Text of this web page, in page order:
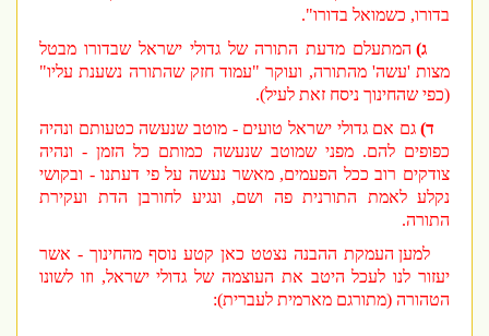
בדורו, כשמואל בדורו".
המתעלם מדעת התורה של גדולי ישראל שבדורו מבטל
מצות 'עשה' מהתורה, ועוקר "עמוד חזק שהתורה נשענת עליו"
(כפי שהחינוך ניסח זאת לעיל).
גם אם גדולי ישראל טועים - מוטב שנעשה כטעותם ונהיה
כפופים להם. מפני שמוטב שנעשה כמותם כל הזמן - ונהיה
צודקים רוב ככל הפעמים, מאשר נעשה על פי דעתנו - ובקושי
נקלע לאמת התורנית פה ושם, ונגיע לחורבן הדת ועקירת
התורה.
למען העמקת ההבנה נצטט כאן קטע נוסף מהחינוך - אשר
יעזור לנו לעכל היטב את העוצמה של גדולי ישראל, וזו לשונו
הטהורה (מתורגם מארמית לעברית):